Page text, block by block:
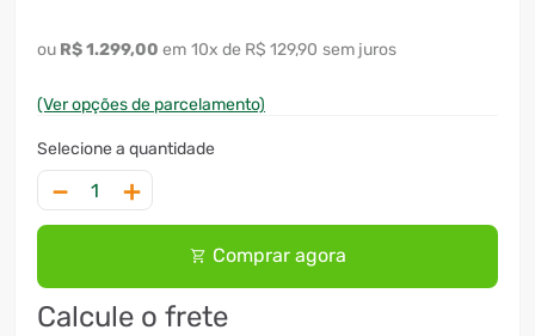
R$1.299,00 10x R$ 129,90 sem juros
(Ver opções de parcelamento)
＋
－
Comprar agora
Calcule o frete